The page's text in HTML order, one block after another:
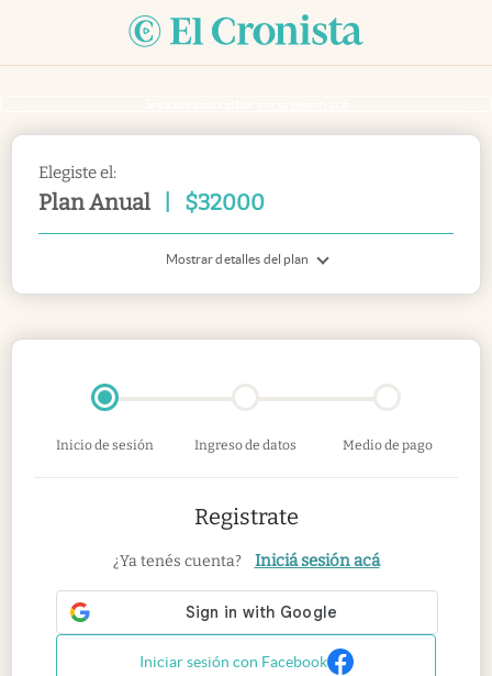
Elegiste el:
Plan Anual $32000
Mostrar detalles del plan
Inicio de sesión Ingreso de datos Medio de pago
Registrate
¿Ya tenés cuenta? Iniciá sesión acá
Iniciar sesión con Facebook